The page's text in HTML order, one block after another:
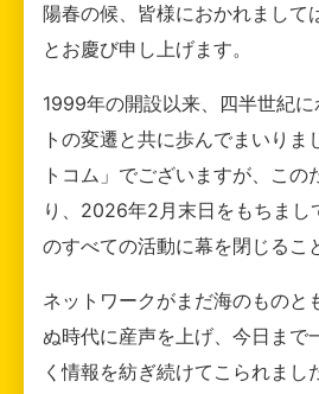
陽春の候、皆様におかれまして
とお慶び申し上げます。
1999年の開設以来、四半世紀
トの変遷と共に歩んでまいりま
トコム」でございますが、この
り、2026年2月末日をもちまし
のすべての活動に幕を閉じるこ
ネットワークがまだ海のものと
ぬ時代に産声を上げ、今日まで
く情報を紡ぎ続けてこられまし